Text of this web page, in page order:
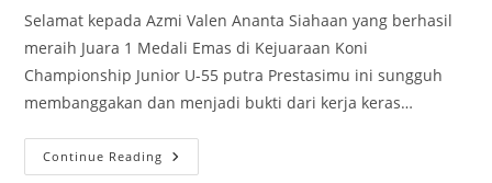
Selamat kepada Azmi Valen Ananta Siahaan yang berhasil
meraih Juara 1 Medali Emas di Kejuaraan Koni
Championship Junior U-55 putra Prestasimu ini sungguh
membanggakan dan menjadi bukti dari kerja keras…
Continue Reading Azmi
Valen